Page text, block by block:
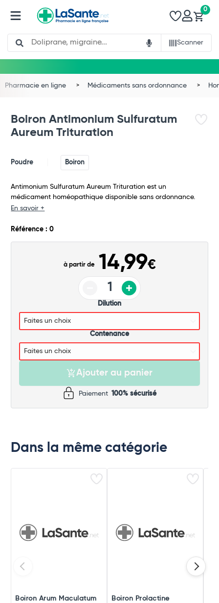
Search
Scanner
0
Total
Pharmacie en ligne Médicaments sans ordonnance
Boiron Antimonium Sulfuratum
Aureum Trituration
Poudre Boiron
Antimonium Sulfuratum Aureum Trituration est un
médicament homéopathique disponible sans ordonnance.
En savoir +
Référence : 0
à partir de 14,99€
Dilution
Contenance
Ajouter au panier
Paiement 100% sécurisé
Dans la même catégorie
Boiron Arum Maculatum
Boiron Prolactine